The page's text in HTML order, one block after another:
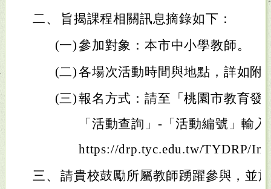
二、
旨揭課程相關訊息摘錄如下：
(一)參加對象：本市中小學教師。
(二)各場次活動時間與地點，詳如附
(三)報名方式：請至「桃園市教育發
「活動查詢」-「活動編號」輸
https://drp.tyc.edu.tw/TYDRP/
三、 請貴校鼓勵所屬教師踴躍參與，並